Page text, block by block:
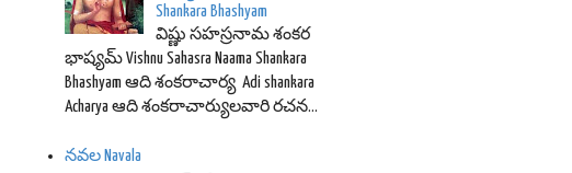
Shankara Bhashyam
విష్ణు సహస్రనామ శంకర
భాష్యమ్ Vishnu Sahasra Naama Shankara
Bhashyam ఆది శంకరాచార్య Adi shankara
Acharya ఆది శంకరాచార్యులవారి రచన...
నవల Navala